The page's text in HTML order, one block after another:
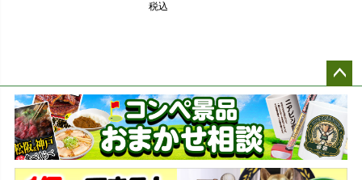
税込
ペー
ジト
ップ
へ